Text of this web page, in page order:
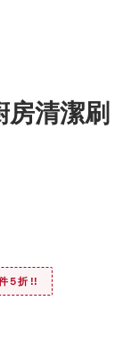
房清潔刷
５折 !!